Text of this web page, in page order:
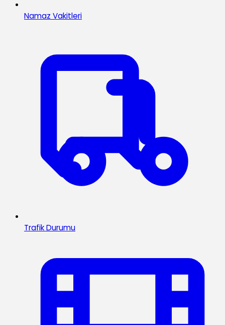
Namaz Vakitleri
Trafik Durumu